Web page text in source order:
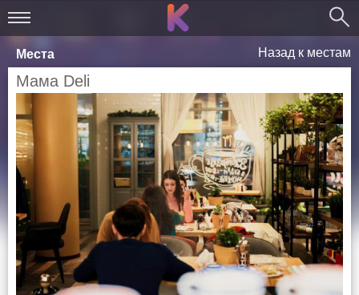
Места Назад к местам
Мама Deli